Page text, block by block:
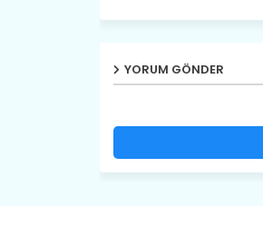
YORUM GÖNDER